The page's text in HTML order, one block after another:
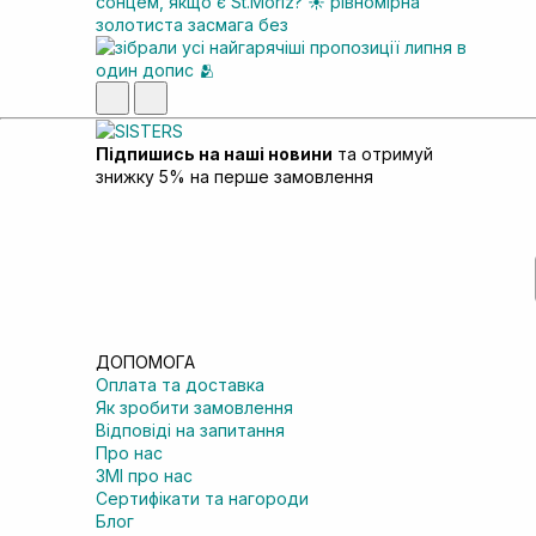
Підпишись на наші новини та отримуй
знижку 5% на перше замовлення
ДОПОМОГА
Оплата та доставка
Як зробити замовлення
Відповіді на запитання
Про нас
ЗМІ про нас
Сертифікати та нагороди
Блог